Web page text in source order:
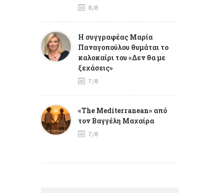
8/8
Η συγγραφέας Μαρία
Παναγοπούλου θυμάται το
καλοκαίρι του «Δεν θα με
ξεχάσεις»
7/8
«The Mediterranean» από
τον Βαγγέλη Μαχαίρα
7/8